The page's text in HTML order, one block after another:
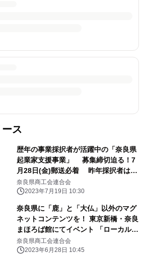
ス
歴年の事業採択者が活躍中の「奈良県
起業家支援事業」 募集締切迫る！7
月28日(金)郵送必着 昨年採択者は
3Dラテアートで話題のカフェをオープ
ン
奈良県商工会連合会
2023年7月19日 10:30
奈良県に「鹿」と「大仏」以外のマグ
ネットコンテンツを！ 東京新橋・奈良
まほろば館にてイベント 「ローカル起
業を考える」を7月9日(日)開催
奈良県商工会連合会
2023年6月28日 10:45